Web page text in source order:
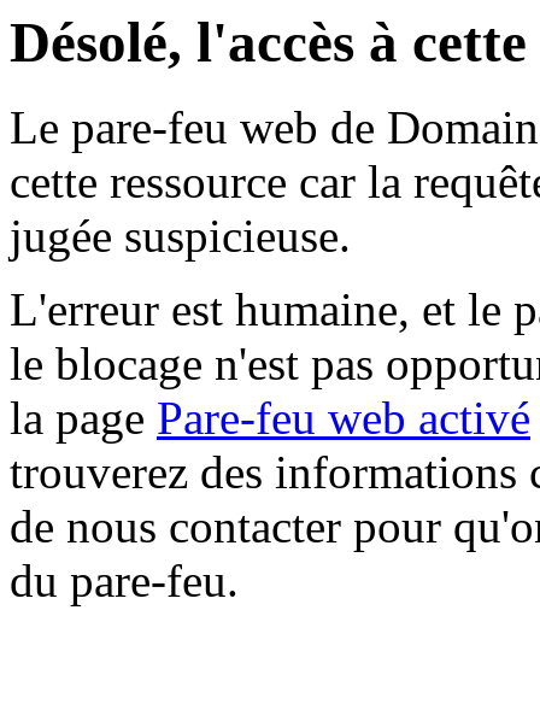
Désolé, l'accès à
Le pare-feu web de
cette ressource car la
jugée suspicieuse.
L'erreur est humaine, et le
le blocage n'est pas
la page Pare-feu web activé
trouverez des informations
de nous contacter pour
du pare-feu.